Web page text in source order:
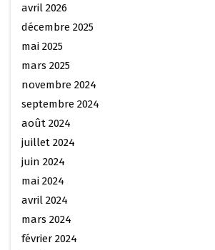
avril 2026
décembre 2025
mai 2025
mars 2025
novembre 2024
septembre 2024
août 2024
juillet 2024
juin 2024
mai 2024
avril 2024
mars 2024
février 2024